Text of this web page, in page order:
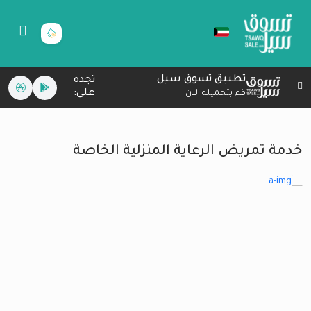
تطبيق تسوق سيل
قم بتحميله الان
تجده
على:
خدمة تمريض الرعاية المنزلية الخاصة